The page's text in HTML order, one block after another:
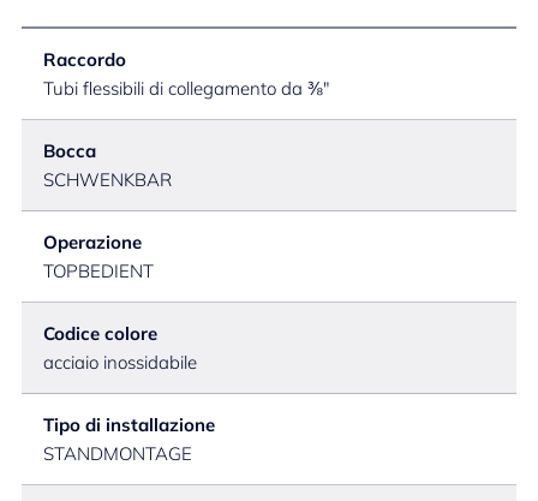
Raccordo
Tubi flessibili di collegamento da ⅜"
Bocca
SCHWENKBAR
Operazione
TOPBEDIENT
Codice colore
acciaio inossidabile
Tipo di installazione
STANDMONTAGE